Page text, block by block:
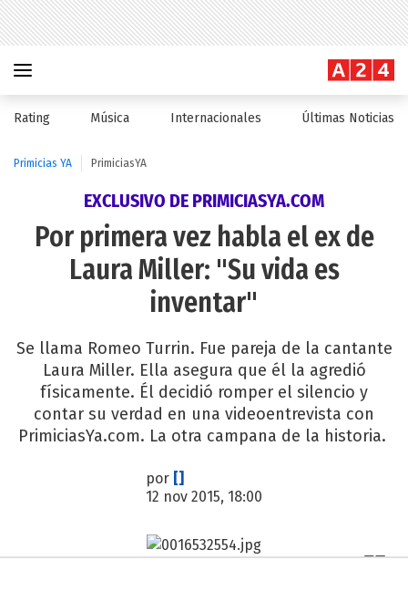
Rating Música Internacionales Últimas Noticias
Primicias YA PrimiciasYA
EXCLUSIVO DE PRIMICIASYA.COM
Por primera vez habla el ex de
Laura Miller: "Su vida es
inventar"
Se llama Romeo Turrin. Fue pareja de la cantante
Laura Miller. Ella asegura que él la agredió
físicamente. Él decidió romper el silencio y
contar su verdad en una videoentrevista con
PrimiciasYa.com. La otra campana de la historia.
por []
12 nov 2015, 18:00